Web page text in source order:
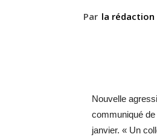
Par la rédaction
Nouvelle
communiqué
janvier. « Un